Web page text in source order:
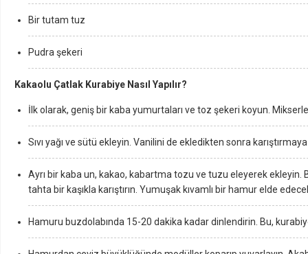
Bir tutam tuz
Pudra şekeri
Kakaolu Çatlak Kurabiye Nasıl Yapılır?
İlk olarak, geniş bir kaba yumurtaları ve toz şekeri koyun. Mikserle
Sıvı yağı ve sütü ekleyin. Vanilini de ekledikten sonra
Ayrı bir kaba un, kakao, kabartma tozu ve tuzu eleyerek ekleyin.
tahta bir kaşıkla karıştırın. Yumuşak kıvamlı bir hamur elde
Hamuru buzdolabında 15-20 dakika kadar dinlendirin. Bu,